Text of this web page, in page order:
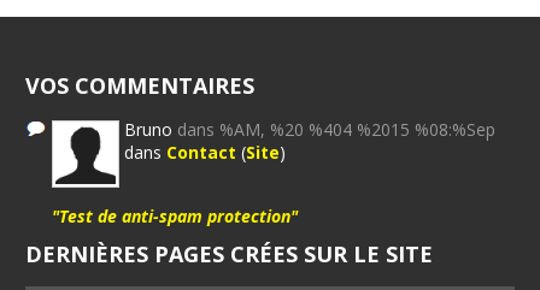
VOS COMMENTAIRES
Bruno dans %AM, %20 %404 %2015 %08:%Sep
dans Contact (Site)
"Test de anti-spam protection"
DERNIÈRES PAGES CRÉES SUR LE SITE